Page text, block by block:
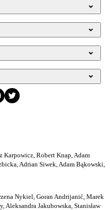
Karpowicz, Robert Knap, Adam
Adrian Siwek, Adam Bąkowski,
Nykiel, Goran Andrijanić, Marek
Aleksandra Jakubowska, Stanisław